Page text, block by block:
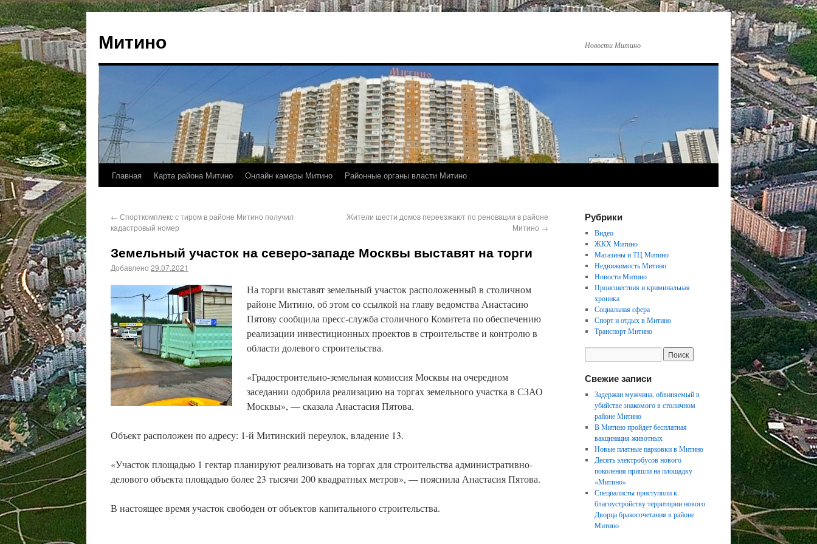
Митино Новости Митино
Главная Карта района Митино Онлайн камеры Митино Районные органы власти Митино
← Спорткомплекс с тиром в районе Митино получил
кадастровый номер
Жители шести домов переезжают по реновации в районе
Митино →
Земельный участок на северо-западе Москвы выставят на торги
Добавлено 29.07.2021
На торги выставят земельный участок расположенный в столичном
районе Митино, об этом со ссылкой на главу ведомства Анастасию
Пятову сообщила пресс-служба столичного Комитета по обеспечению
реализации инвестиционных проектов в строительстве и контролю в
области долевого строительства.
«Градостроительно-земельная комиссия Москвы на очередном
заседании одобрила реализацию на торгах земельного участка в СЗАО
Москвы», — сказала Анастасия Пятова.
Объект расположен по адресу: 1-й Митинский переулок, владение 13.
«Участок площадью 1 гектар планируют реализовать на торгах для строительства административно-
делового объекта площадью более 23 тысячи 200 квадратных метров», — пояснила Анастасия Пятова.
В настоящее время участок свободен от объектов капитального строительства.
Рубрики
Видео
ЖКХ Митино
Магазины и ТЦ Митино
Недвижимость Митино
Новости Митино
Происшествия и криминальная
хроника
Социальная сфера
Спорт и отдых в Митино
Транспорт Митино
Свежие записи
Задержан мужчина, обвиняемый в
убийстве знакомого в столичном
районе Митино
В Митино пройдет бесплатная
вакцинация животных
Новые платные парковки в Митино
Десять электробусов нового
поколения пришли на площадку
«Митино»
Специалисты приступили к
благоустройству территории нового
Дворца бракосочетания в районе
Митино